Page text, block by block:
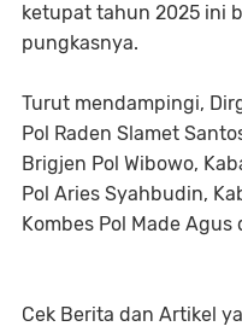
ketupat tahun 2025 ini
pungkasnya.
Turut mendampingi,
Pol Raden Slamet
Brigjen Pol Wibowo,
Pol Aries Syahbudin,
Kombes Pol Made
Cek Berita dan Artikel